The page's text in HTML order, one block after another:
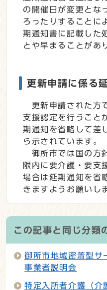
の開催日が変更とな
ろったりすることに
期通知書に記載した
とや早まることがあ
更新申請に係る
更新申請された方
支援認定を行うこと
期通知を省略して差
ら示されています。
御所市では国の方
限内に要介護・要支
場合は延期通知を省
きますようお願いし
この記事と同じ分類
御所市地域密着型サ
事業者説明会
特定入所者介護（介